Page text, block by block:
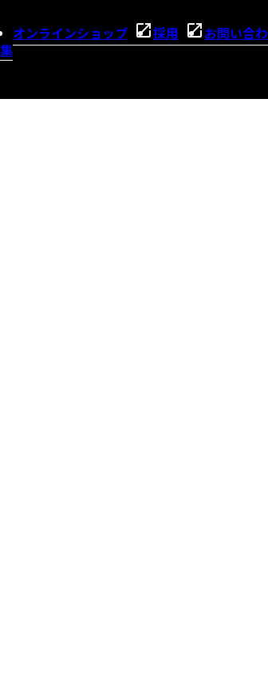
オンラインショップ 採用 お問い合